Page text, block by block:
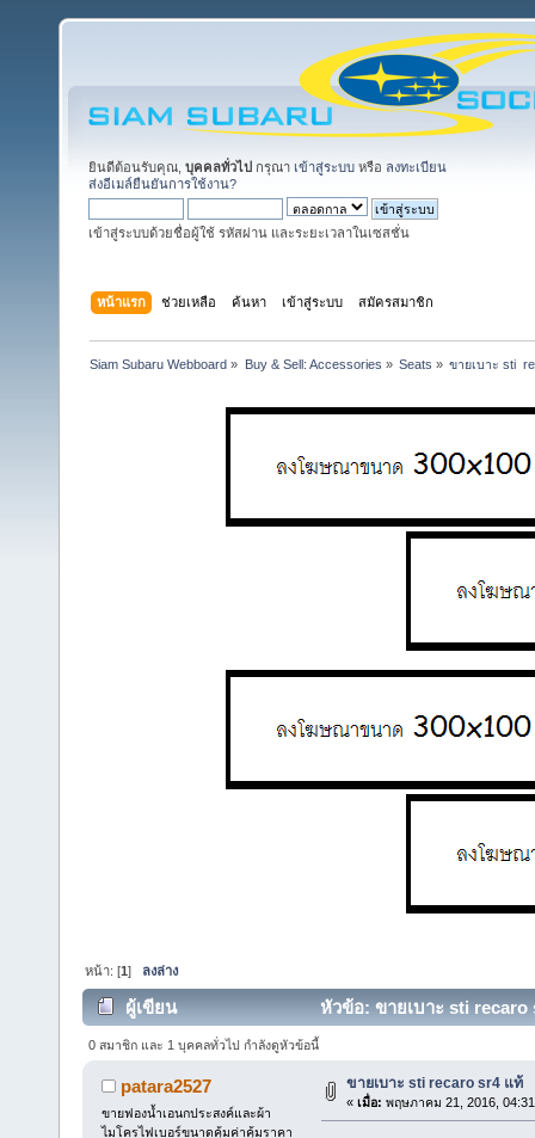
ยินดีต้อนรับคุณ, บุคคลทั่วไป กรุณา เข้าสู่ระบบ หรือ ลงทะเบียน
ส่งอีเมล์ยืนยันการใช้งาน?
เข้าสู่ระบบด้วยชื่อผู้ใช้ รหัสผ่าน และระยะเวลาในเซสชั่น
หน้าแรก ช่วยเหลือ ค้นหา เข้าสู่ระบบ สมัครสมาชิก
Siam Subaru Webboard » Buy & Sell: Accessories » Seats » ขายเบาะ sti
หน้า: [1] ลงล่าง
ผู้เขียน หัวข้อ: ขายเบาะ sti
0 สมาชิก และ 1 บุคคลทั่วไป กำลังดูหัวข้อนี้
patara2527
ขายฟองน้ำเอนกประสงค์และผ้า
ไมโครไฟเบอร์ขนาดคุ้มค่าคุ้มราคา
ขายเบาะ sti recaro sr4 แท้
« เมื่อ: พฤษภาคม 21, 2016,